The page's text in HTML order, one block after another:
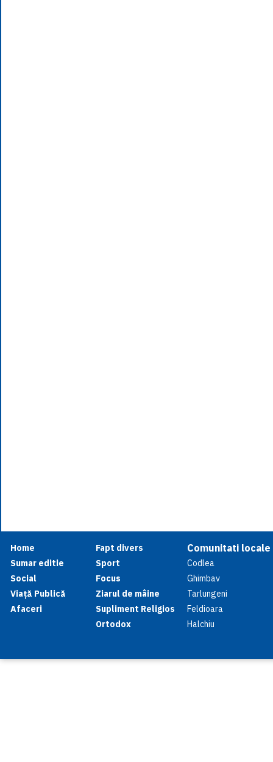
Home
Sumar editie
Social
Viață Publică
Afaceri
Fapt divers
Sport
Focus
Ziarul de mâine
Supliment Religios
Ortodox
Comunitati locale
Codlea
Ghimbav
Tarlungeni
Feldioara
Halchiu